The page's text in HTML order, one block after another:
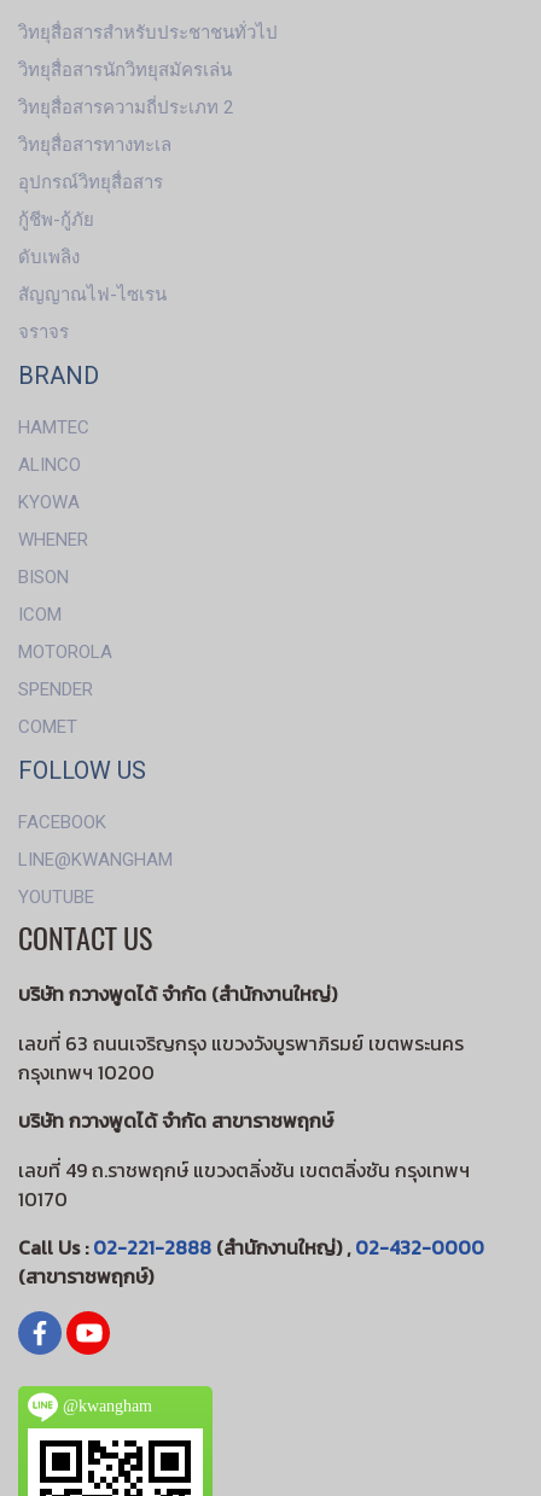
วิทยุสื่อสารสำหรับประชาชนทั่วไป
วิทยุสื่อสารนักวิทยุสมัครเล่น
วิทยุสื่อสารความถี่ประเภท 2
วิทยุสื่อสารทางทะเล
อุปกรณ์วิทยุสื่อสาร
กู้ชีพ-กู้ภัย
ดับเพลิง
สัญญาณไฟ-ไซเรน
จราจร
BRAND
HAMTEC
ALINCO
KYOWA
WHENER
BISON
ICOM
MOTOROLA
SPENDER
COMET
FOLLOW US
FACEBOOK
LINE@KWANGHAM
YOUTUBE
CONTACT US
บริษัท กวางพูดได้ จำกัด (สำนักงานใหญ่)
เลขที่ 63 ถนนเจริญกรุง แขวงวังบูรพาภิรมย์ เขตพระนคร
กรุงเทพฯ 10200
บริษัท กวางพูดได้ จำกัด สาขาราชพฤกษ์
เลขที่ 49 ถ.ราชพฤกษ์ แขวงตลิ่งชัน เขตตลิ่งชัน กรุงเทพฯ
10170
Call Us :02-221-2888 (สำนักงานใหญ่) ,02-432-0000
(สาขาราชพฤกษ์)
@kwangham